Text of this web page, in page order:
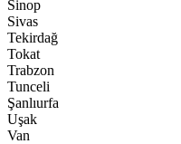
Sinop
Sivas
Tekirdağ
Tokat
Trabzon
Tunceli
Şanlıurfa
Uşak
Van